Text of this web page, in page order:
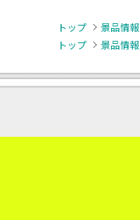
トップ 景品情報
トップ
景品情報